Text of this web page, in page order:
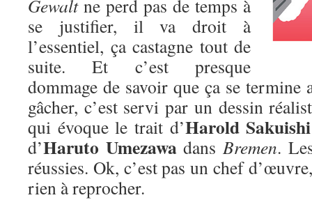
Gewaltne perd pas de temps à
se justifier, il va droit à
l’essentiel, ça castagne tout de
suite. Et c’est presque
dommage de savoir que ça se
gâcher, c’est servi par un dessin
qui évoque le trait d’Harold Sakuishi
d’Haruto UmezawadansBremen.
réussies. Ok, c’est pas un chef
rien à reprocher.